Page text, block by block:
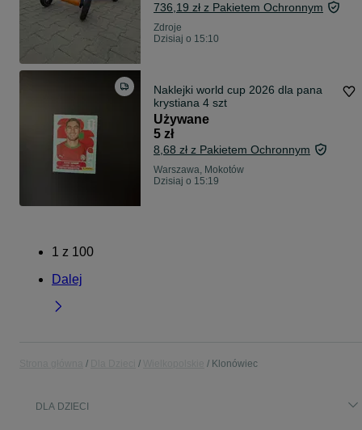
736,19 zł z Pakietem Ochronnym
Zdroje
Dzisiaj o 15:10
Naklejki world cup 2026 dla pana
krystiana 4 szt
Używane
5 zł
8,68 zł z Pakietem Ochronnym
Warszawa, Mokotów
Dzisiaj o 15:19
1 z 100
Dalej
Klonówiec
DLA DZIECI